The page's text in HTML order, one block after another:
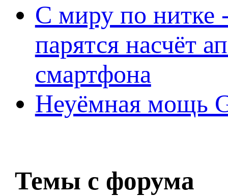
С миру по нитке
парятся насчёт
смартфона
Неуёмная мощь
Темы с форума